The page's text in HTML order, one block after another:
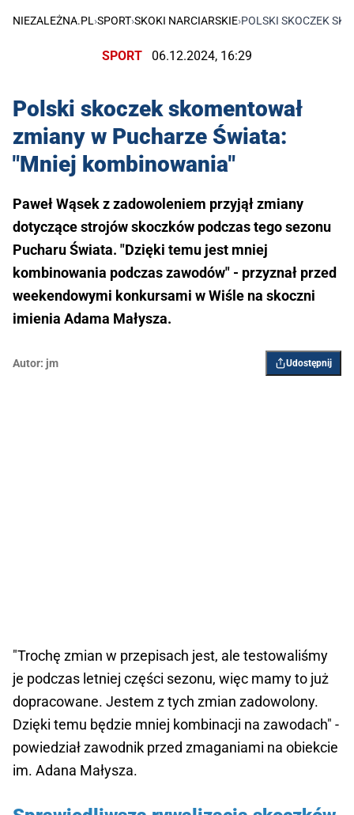
NIEZALEŻNA.PL ›SPORT›SKOKI NARCIARSKIE›POLSKI SKOCZEK
SPORT 06.12.2024, 16:29
Polski skoczek skomentował
zmiany w Pucharze Świata:
"Mniej kombinowania"
Paweł Wąsek z zadowoleniem przyjął zmiany
dotyczące strojów skoczków podczas tego sezonu
Pucharu Świata. "Dzięki temu jest mniej
kombinowania podczas zawodów" - przyznał przed
weekendowymi konkursami w Wiśle na skoczni
imienia Adama Małysza.
Autor: jm Udostępnij
"Trochę zmian w przepisach jest, ale testowaliśmy
je podczas letniej części sezonu, więc mamy to już
dopracowane. Jestem z tych zmian zadowolony.
Dzięki temu będzie mniej kombinacji na zawodach" -
powiedział zawodnik przed zmaganiami na obiekcie
im. Adana Małysza.